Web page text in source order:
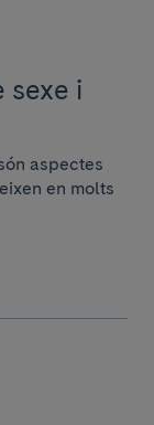
sexe i
aspectes
en molts